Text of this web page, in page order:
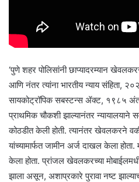
‘पुणे शहर पोलिसांनी छाप्यादरम्यान
आणि नंतर त्यांना भारतीय न्याय संहिता,
सायकोट्रॉपिक सबस्टन्स ॲक्ट, १९८५
प्राथमिक चौकशी झाल्यानंतर न्यायालयाने
कोठडीत केली होती. त्यानंतर खेवलकरने
यांच्यामार्फत जामीन अर्ज दाखल केला होता.
केला होता. प्रांजल खेवलकरच्या
झाला असून, अशाप्रकारे पुरावा नष्ट